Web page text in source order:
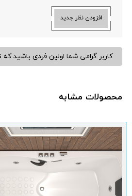
افزودن نظر جدید
کاربر گرامی شما اولین فردی باشید
محصولات مشابه